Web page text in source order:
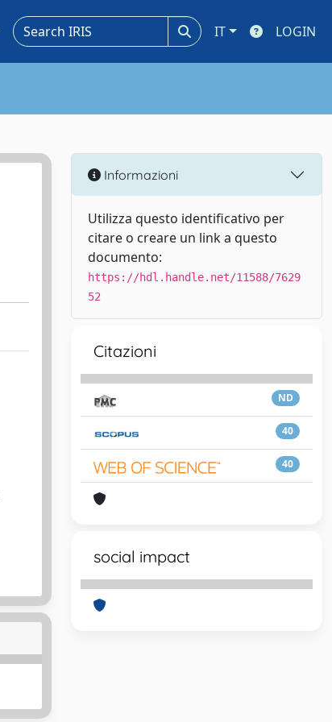
IT LOGIN
Informazioni
Utilizza questo identificativo per
citare o creare un link a questo
documento:
https://hdl.handle.net/11588/7629
52
Citazioni
ND
40
40
social impact